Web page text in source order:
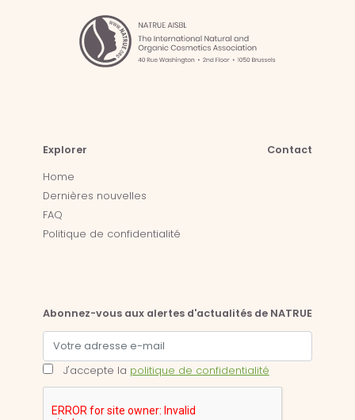
Explorer
Home
Dernières nouvelles
FAQ
Politique de confidentialité
Contact
Abonnez-vous aux alertes d'actualités de NATRUE
J'accepte la politique de confidentialité